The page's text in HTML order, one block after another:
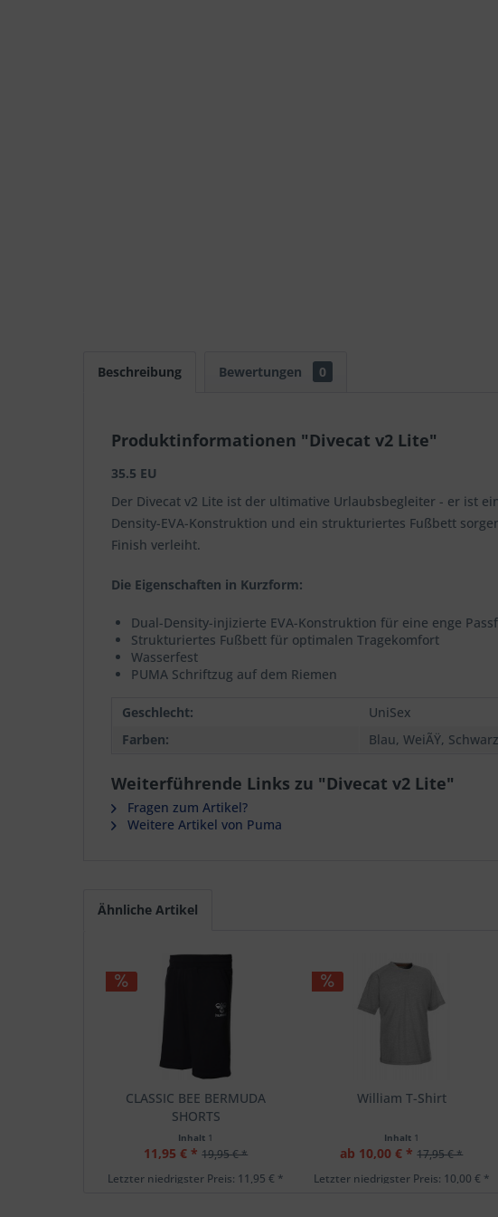
Beschreibung Bewertungen 0
Produktinformationen "Divecat v2 Lite"
35.5 EU
Der Divecat v2 Lite ist der ultimative Urlaubsbegleiter - er ist
Density-EVA-Konstruktion und ein strukturiertes Fußbett
Finish verleiht.
Die Eigenschaften in Kurzform:
Dual-Density-injizierte EVA-Konstruktion für eine enge
Strukturiertes Fußbett für optimalen Tragekomfort
Wasserfest
PUMA Schriftzug auf dem Riemen
Geschlecht:
UniSex
Farben:
Blau, WeiÃŸ, Schwarz
Weiterführende Links zu "Divecat v2 Lite"
Fragen zum Artikel?
Weitere Artikel von Puma
Ähnliche Artikel
CLASSIC BEE BERMUDA
SHORTS
Inhalt 1
11,95 € * 19,95 € *
Letzter niedrigster Preis: 11,95 € *
William T-Shirt
Inhalt 1
ab 10,00 € * 17,95 € *
Letzter niedrigster Preis: 10,00 € *